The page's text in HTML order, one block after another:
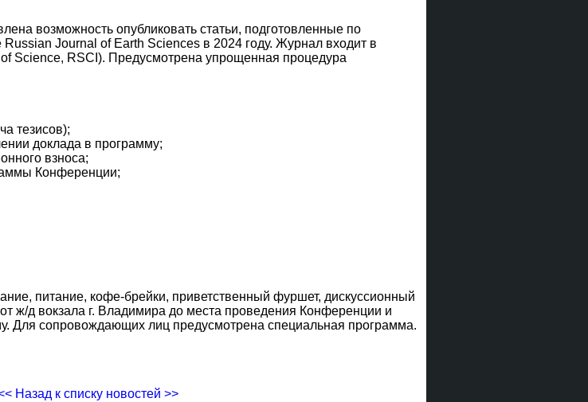
возможность опубликовать статьи, подготовленные по
Journal of Earth Sciences в 2024 году. Журнал входит в
Science, RSCI). Предусмотрена упрощенная процедура
тезисов);
доклада в программу;
взноса;
Конференции;
питание, кофе-брейки, приветственный фуршет, дискуссионный
ж/д вокзала г. Владимира до места проведения Конференции и
Для сопровождающих лиц предусмотрена специальная программа.
Назад к списку новостей >>